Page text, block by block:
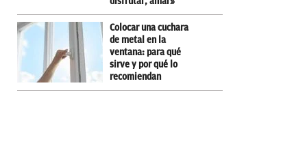
Colocar una cuchara
de metal en la
ventana: para qué
sirve y por qué lo
recomiendan